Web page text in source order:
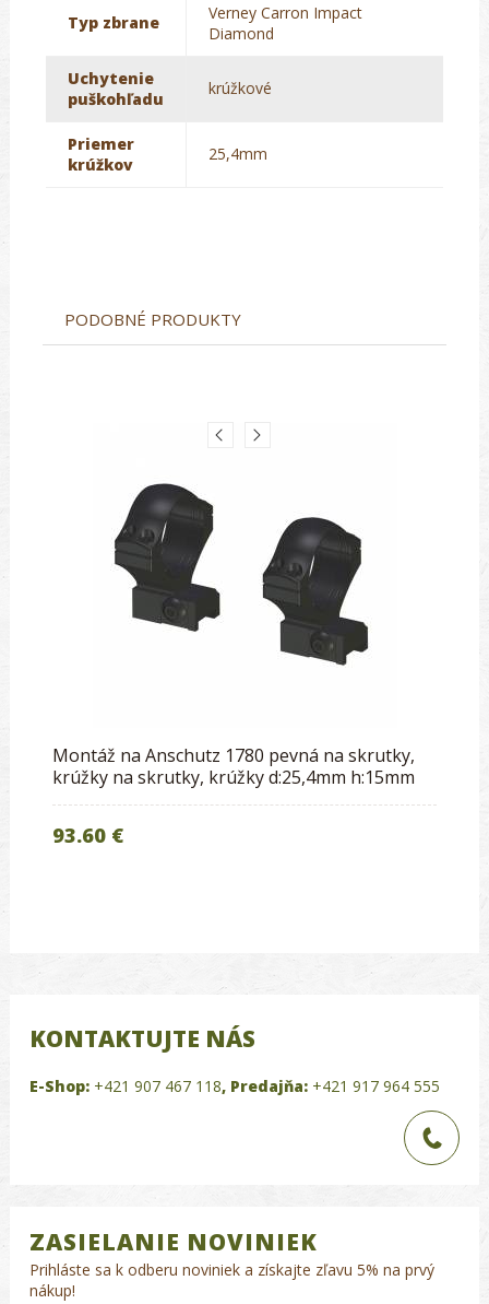
Typ zbrane
Verney Carron Impact
Diamond
Uchytenie
puškohľadu
krúžkové
Priemer
krúžkov
25,4mm
PODOBNÉ PRODUKTY
Montáž na Anschutz 1780 pevná na skrutky,
krúžky na skrutky, krúžky d:25,4mm h:15mm
93.60 €
KONTAKTUJTE NÁS
E-Shop: +421 907 467 118, Predajňa: +421 917 964 555
ZASIELANIE NOVINIEK
Prihláste sa k odberu noviniek a získajte zľavu 5% na prvý
nákup!